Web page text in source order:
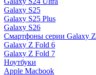
Galaxy S25
Galaxy S25 Plus
Galaxy S26
Смартфоны серии Galaxy Z
Galaxy Z Fold 6
Galaxy Z Fold 7
Ноутбуки
Apple Macbook